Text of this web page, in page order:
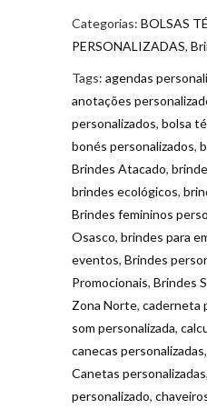
Categorias: BOLSAS
PERSONALIZADAS,
Tags: agendas
anotações
personalizados, bolsa
bonés personalizados,
Brindes Atacado,
brindes ecológicos,
Brindes femininos
Osasco, brindes para
eventos, Brindes
Promocionais, Brindes
Zona Norte, caderneta
som personalizada,
canecas personalizadas,
Canetas personalizadas,
personalizado,